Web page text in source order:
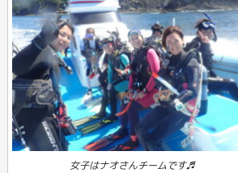
女子はナオさんチームです♬